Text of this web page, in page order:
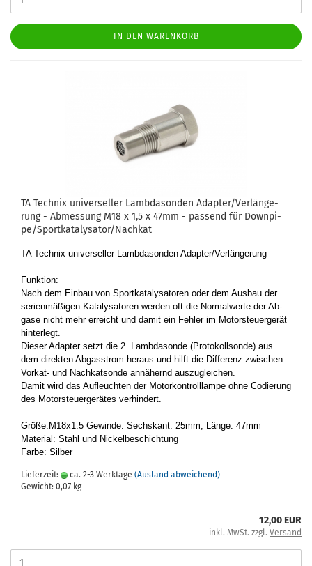
IN DEN WARENKORB
TA Tech­nix uni­ver­sel­ler Lamb­da­son­den Ad­ap­ter/Ver­län­ge­
rung - Ab­mes­sung M18 x 1,5 x 47mm - pas­send für Down­pi­
pe/Sport­ka­ta­ly­sa­tor/Nach­kat
TA Tech­nix uni­ver­sel­ler Lamb­da­son­den Ad­ap­ter/Ver­län­ge­rung
Funk­ti­on:
Nach dem Ein­bau von Sport­ka­ta­ly­sa­to­ren oder dem Aus­bau der
se­ri­en­mä­ßi­gen Ka­ta­ly­sa­to­ren wer­den oft die Nor­mal­wer­te der Ab­
ga­se nicht mehr er­reicht und damit ein Feh­ler im Mo­tor­steu­er­ge­rät
hin­ter­legt.
Die­ser Ad­ap­ter setzt die 2. Lamb­da­son­de (Pro­to­koll­son­de) aus
dem di­rek­ten Ab­gas­strom her­aus und hilft die Dif­fe­renz zwi­schen
Vorkat-​ und Nach­kat­son­de an­nä­hernd aus­zu­glei­chen.
Damit wird das Auf­leuch­ten der Mo­tor­kon­troll­lam­pe ohne Co­die­rung
des Mo­tor­steu­er­ge­rä­tes ver­hin­dert.
Größe:M18x1.5 Ge­win­de. Sechs­kant: 25mm, Länge: 47mm
Ma­te­ri­al: Stahl und Ni­ckel­be­schich­tung
Farbe: Sil­ber
Lieferzeit: ca. 2-3 Werktage (Ausland abweichend)
Gewicht: 0,07 kg
12,00 EUR
inkl. MwSt. zzgl. Versand